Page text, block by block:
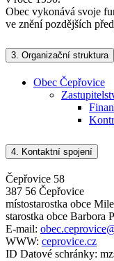
Obec vykonává svoje
ve znění pozdějších
3. Organizační struktura
Obec Čepřovice
4. Kontaktní spojení
Čepřovice 58
387 56 Čepřovice
místostarostka obce
starostka obce Barbora
E-mail:
WWW: ceprovice.cz
ID Datové schránky: